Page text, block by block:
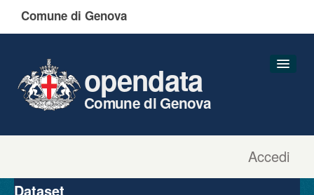
Comune di Genova
Accedi
opendata
Comune di Genova
Organizzazioni
Dataset